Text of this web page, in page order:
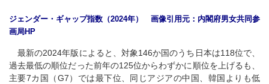
ジェンダー・ギャップ指数（2024年） 画像引用元：内閣府男女共同参
画局HP
最新の2024年版によると、対象146か国のうち日本は118位で、
過去最低の順位だった前年の125位からわずかに順位を上げるも、
主要7カ国（G7）では最下位、同じアジアの中国、韓国よりも低